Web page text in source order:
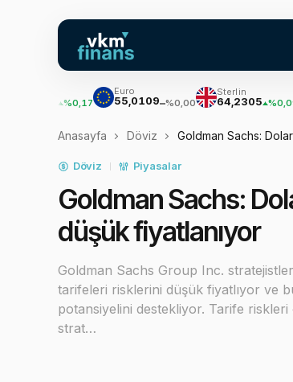
%0,17
Euro
55,0109 %0,00
Sterlin
64,2305 %0,09
Anasayfa Döviz Goldman Sachs:
Döviz Piyasalar
Goldman Sachs:
düşük fiyatlanıyor
Goldman Sachs Group Inc.
tarifeleri risklerini düşük fiyatlıyor ve
potansiyelini destekliyor. Tarife
strat…